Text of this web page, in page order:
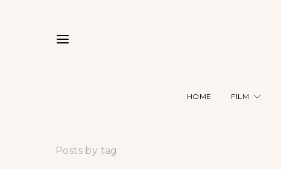
HOME FILM
Posts by tag